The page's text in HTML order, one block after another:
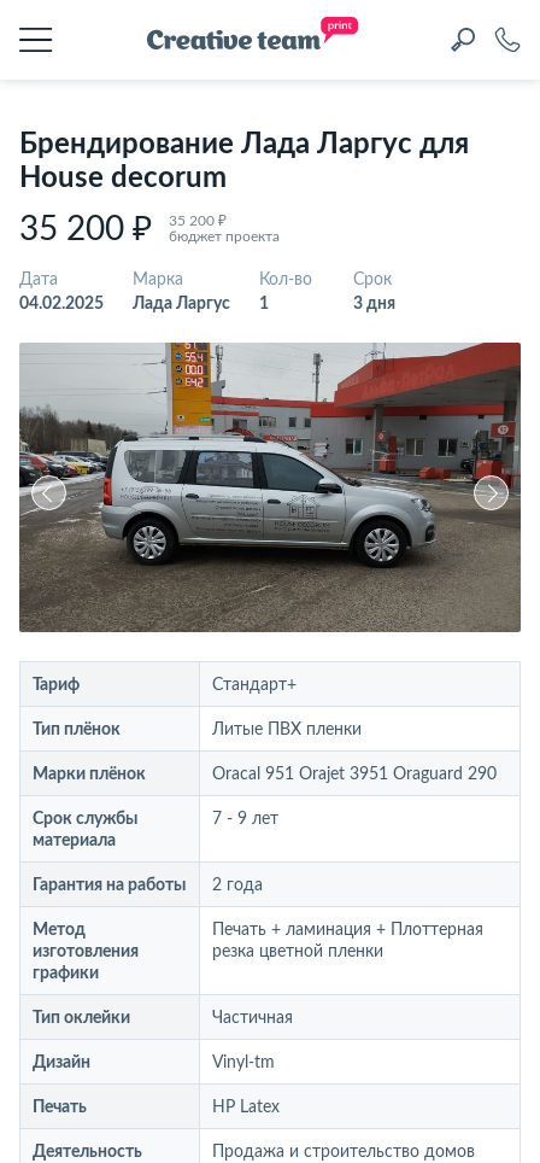
Брендирование Лада Ларгус для
House decorum
35 200 ₽
35 200 ₽
бюджет проекта
Дата
04.02.2025
Марка
Лада Ларгус
Кол-во
1
Срок
3 дня
Тариф Стандарт+
Тип плёнок Литые ПВХ пленки
Марки плёнок Oracal 951 Orajet 3951 Oraguard 290
Срок службы
материала
7 - 9 лет
Гарантия на работы 2 года
Метод
изготовления
графики
Печать + ламинация + Плоттерная
резка цветной пленки
Тип оклейки Частичная
Дизайн Vinyl-tm
Печать HP Latex
Деятельность Продажа и строительство домов